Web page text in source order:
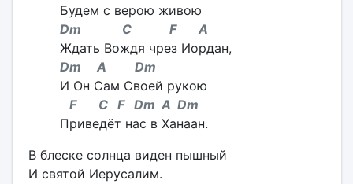
Будем с верою живою
Dm C F A
Ждать Вождя чрез Иордан,
Dm A Dm
И Он Сам Своей рукою
F C F Dm A Dm
Приведёт нас в Ханаан.
В блеске солнца виден пышный
И святой Иерусалим.